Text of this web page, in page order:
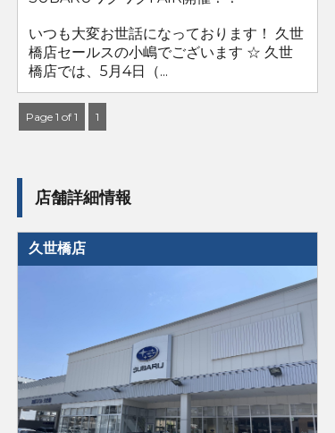
いつも大変お世話になっております！ 久世
橋店セールスの小嶋でございます ☆ 久世
橋店では、5月4日（...
Page 1 of 1 1
店舗詳細情報
久世橋店